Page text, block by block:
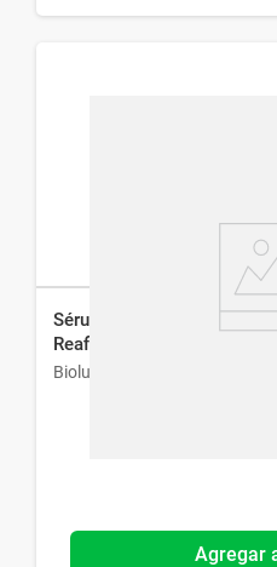
Sérum Íntimo Biolube V
Reafirmante x 32 g
Biolube
Agregar